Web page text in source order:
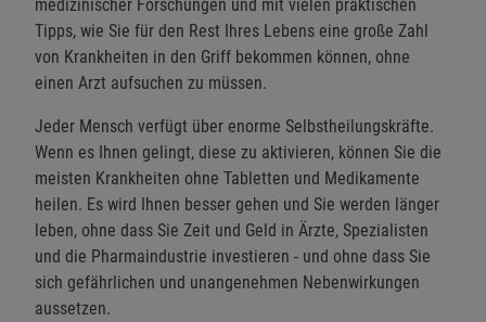
medizinischer Forschungen und mit vielen praktischen
Tipps, wie Sie für den Rest Ihres Lebens eine große Zahl
von Krankheiten in den Griff bekommen können, ohne
einen Arzt aufsuchen zu müssen.
Jeder Mensch verfügt über enorme Selbstheilungskräfte.
Wenn es Ihnen gelingt, diese zu aktivieren, können Sie die
meisten Krankheiten ohne Tabletten und Medikamente
heilen. Es wird Ihnen besser gehen und Sie werden länger
leben, ohne dass Sie Zeit und Geld in Ärzte, Spezialisten
und die Pharmaindustrie investieren - und ohne dass Sie
sich gefährlichen und unangenehmen Nebenwirkungen
aussetzen.